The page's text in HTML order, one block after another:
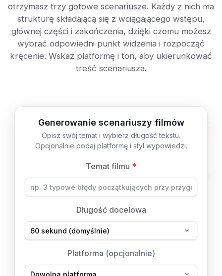
otrzymasz trzy gotowe scenariusze. Każdy z nich ma
strukturę składającą się z wciągającego wstępu,
głównej części i zakończenia, dzięki czemu możesz
wybrać odpowiedni punkt widzenia i rozpocząć
kręcenie. Wskaż platformę i ton, aby ukierunkować
treść scenariusza.
Generowanie scenariuszy filmów
Opisz swój temat i wybierz długość tekstu.
Opcjonalnie podaj platformę i styl wypowiedzi.
Temat filmu *
Długość docelowa
Platforma (opcjonalnie)